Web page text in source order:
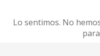
Lo sentimos. No